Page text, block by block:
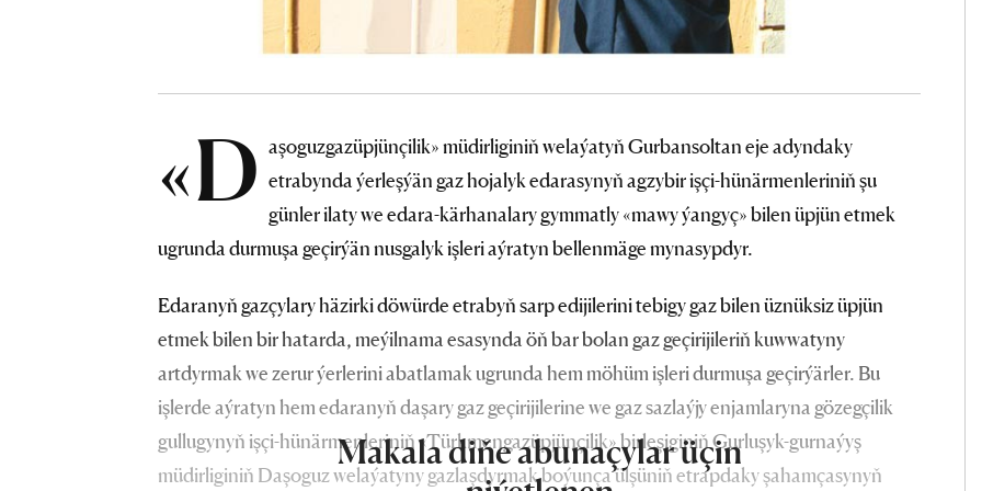
«D aşoguzgazüpjünçilik» müdirliginiň welaýatyň Gurbansoltan eje adyndaky
etrabynda ýerleşýän gaz hojalyk edarasynyň agzybir işçi-hünärmenleriniň şu
günler ilaty we edara-kärhanalary gymmatly «mawy ýangyç» bilen üpjün etmek
ugrunda durmuşa geçirýän nusgalyk işleri aýratyn bellenmäge mynasypdyr.
Edaranyň gazçylary häzirki döwürde etrabyň sarp edijilerini tebigy gaz bilen üznüksiz üpjün
etmek bilen bir hatarda, meýilnama esasynda öň bar bolan gaz geçirijileriň kuwwatyny
artdyrmak we zerur ýerlerini abatlamak ugrunda hem möhüm işleri durmuşa geçirýärler. Bu
işlerde aýratyn hem edaranyň daşary gaz geçirijilerine we gaz sazlaýjy enjamlaryna gözegçilik
gullugynyň işçi-hünärmenleriniň «Türkmengazüpjünçilik» birleşiginiň Gurluşyk-gurnaýyş
müdirliginiň Daşoguz welaýatyny gazlaşdyrmak boýunça ülşüniň etrapdaky şahamçasynyň
Makala diňe abunaçylar üçin